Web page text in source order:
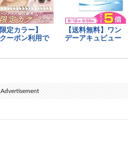
Advertisement